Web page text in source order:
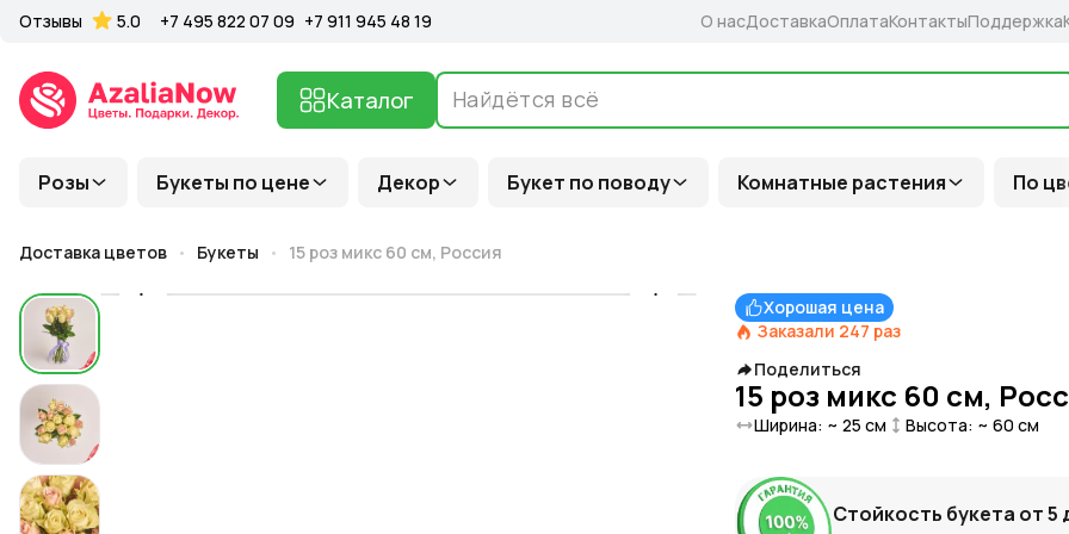
Розы Букеты по цене Декор Букет по поводу Комнатные растения По
Каталог
Отзывы 5.0 +7 495 822 07 09 +7 911 945 48 19 О насДоставкаОплатаКонтактыПоддержка
Доставка цветов Букеты 15 роз микс 60 см, Россия
Хорошая цена
Заказали 247 раз
Поделиться
15 роз микс 60 см,
Ширина: ~ 25 см Высота: ~ 60 см
Стойкость букета от5